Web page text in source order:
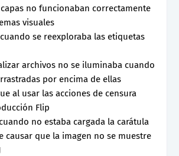
no funcionaban correctamente
visuales
se reexploraba las etiquetas
archivos no se iluminaba cuando
por encima de ellas
al usar las acciones de censura
Flip
no estaba cargada la carátula
causar que la imagen no se muestre